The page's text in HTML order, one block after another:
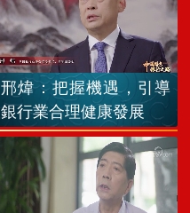
邢煒：把握機遇，引導
銀行業合理健康發展